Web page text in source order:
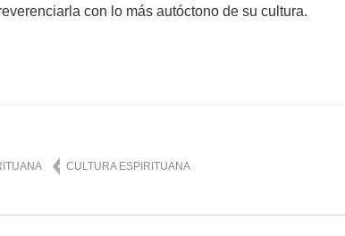
con lo más autóctono de su cultura.
CULTURA ESPIRITUANA